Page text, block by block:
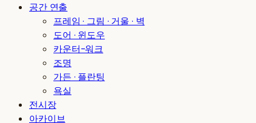
공간 연출
프레임 · 그림 · 거울 · 벽
도어 · 윈도우
카운터-워크
조명
가든 · 플란팅
욕실
전시장
아카이브